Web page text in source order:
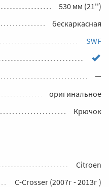
530 мм (21'')
бескаркасная
SWF
—
оригинальное
Крючок
Citroen
C-Crosser (2007г - 2013г )